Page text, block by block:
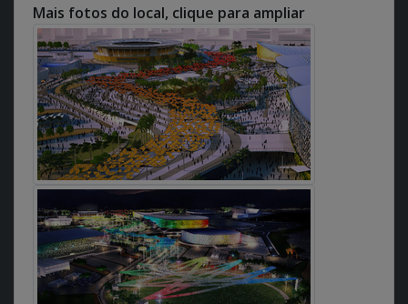
Mais fotos do local, clique para ampliar